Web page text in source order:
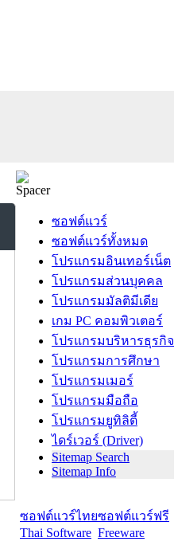
ซอฟต์แวร์
ซอฟต์แวร์ทั้งหมด
โปรแกรมอินเทอร์เน็ต
โปรแกรมส่วนบุคคล
โปรแกรมมัลติมีเดีย
เกม PC คอมพิวเตอร์
โปรแกรมบริหารธุรกิจ
โปรแกรมการศึกษา
โปรแกรมเมอร์
โปรแกรมมือถือ
โปรแกรมยูทิลิตี้
ไดร์เวอร์ (Driver)
Sitemap Search
Sitemap Info
ซอฟต์แวร์ไทย
Thai Software
ซอฟต์แวร์ฟรี
Freeware